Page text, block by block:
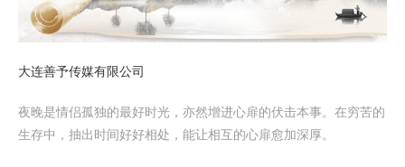
大连善予传媒有限公司
夜晚是情侣孤独的最好时光，亦然增进心扉的伏击本事。在穷苦的
生存中，抽出时间好好相处，能让相互的心扉愈加深厚。